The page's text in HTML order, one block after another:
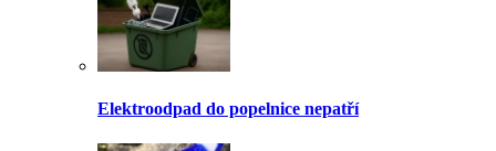
Elektroodpad do popelnice nepatří